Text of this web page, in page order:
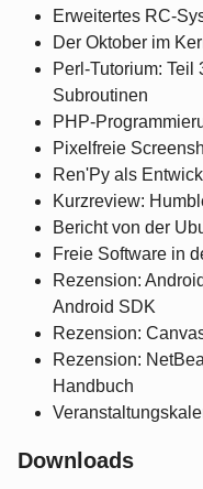
Erweitertes RC-
Der Oktober im
Perl-Tutorium: Teil
Subroutinen
PHP-
Pixelfreie
Ren'Py als
Kurzreview:
Bericht von der
Freie Software in
Rezension:
Android SDK
Rezension:
Rezension:
Handbuch
Downloads